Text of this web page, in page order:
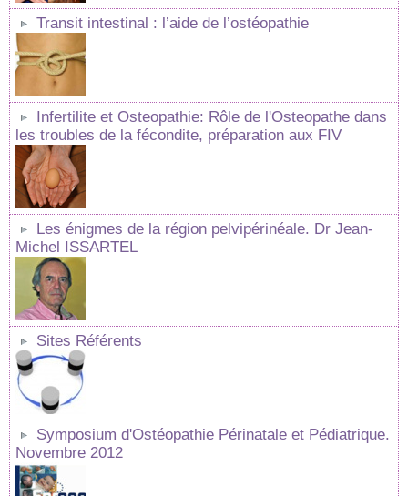
Transit intestinal : l’aide de l’ostéopathie
Infertilite et Osteopathie: Rôle de l'Osteopathe dans
les troubles de la fécondite, préparation aux FIV
Les énigmes de la région pelvipérinéale. Dr Jean-
Michel ISSARTEL
Sites Référents
Symposium d'Ostéopathie Périnatale et Pédiatrique.
Novembre 2012